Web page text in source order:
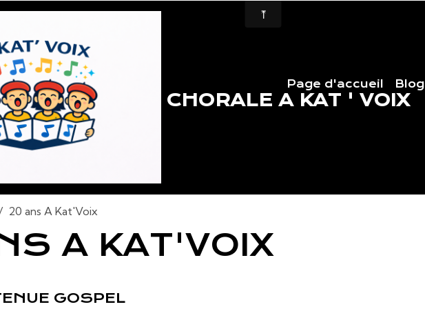
CHORALE A KAT ' VOIX
Page d'accueil Blog
20 ans A Kat'Voix
A KAT'VOIX
GOSPEL